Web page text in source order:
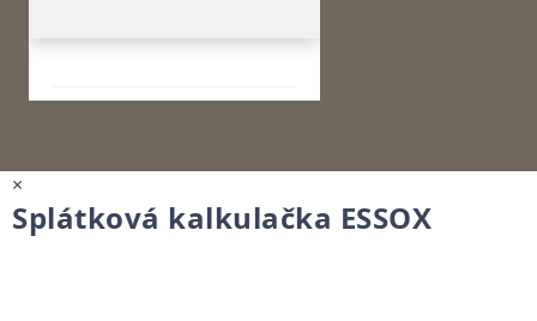
×
Splátková kalkulačka ESSOX